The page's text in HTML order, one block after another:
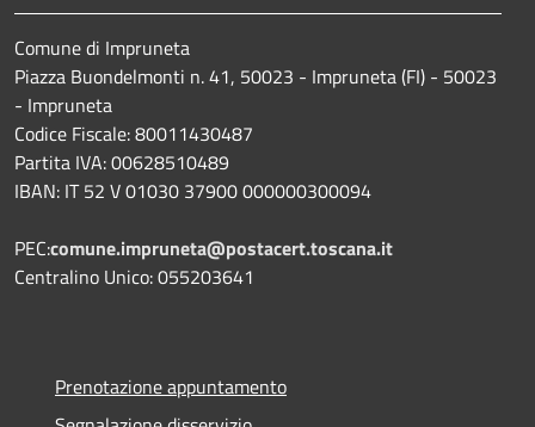
Comune di Impruneta
Piazza Buondelmonti n. 41, 50023 - Impruneta (FI) - 50023
- Impruneta
Codice Fiscale: 80011430487
Partita IVA: 00628510489
IBAN: IT 52 V 01030 37900 000000300094
PEC:comune.impruneta@postacert.toscana.it
Centralino Unico: 055203641
Prenotazione appuntamento